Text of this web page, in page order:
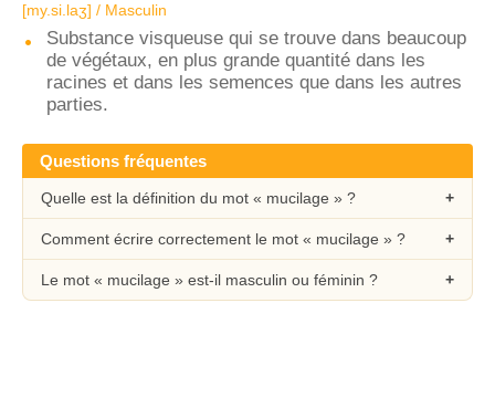
[my.si.laʒ] / Masculin
Substance visqueuse qui se trouve dans beaucoup
de végétaux, en plus grande quantité dans les
racines et dans les semences que dans les autres
parties.
Questions fréquentes
Quelle est la définition du mot « mucilage » ?
Comment écrire correctement le mot « mucilage » ?
Le mot « mucilage » est-il masculin ou féminin ?